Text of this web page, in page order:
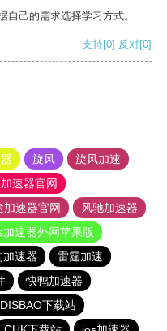
己的需求选择学习方式。
支持[0] 反对[0]
旋风
旋风加速
速器官网
加速器官网
风驰加速器
加速器外网苹果版
加速器
雷霆加速
快鸭加速器
DISBAO下载站